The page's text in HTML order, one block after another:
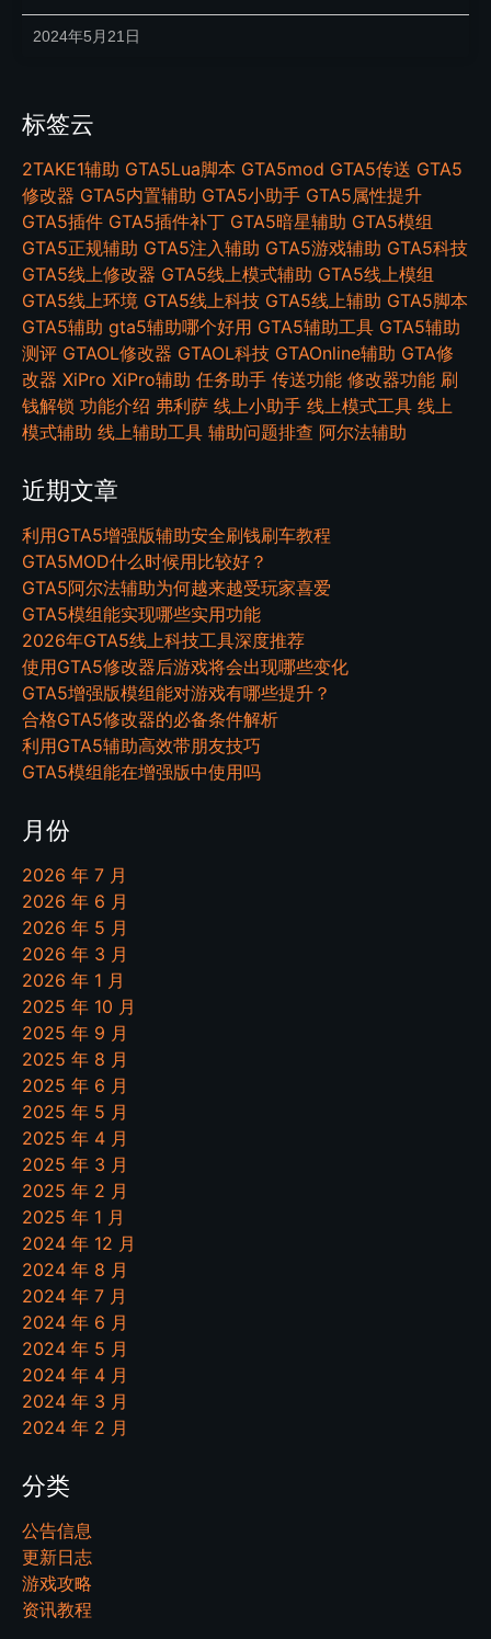
2024年5月21日
标签云
2TAKE1辅助 GTA5Lua脚本 GTA5mod GTA5传送 GTA5
修改器 GTA5内置辅助 GTA5小助手 GTA5属性提升
GTA5插件 GTA5插件补丁 GTA5暗星辅助 GTA5模组
GTA5正规辅助 GTA5注入辅助 GTA5游戏辅助 GTA5科技
GTA5线上修改器 GTA5线上模式辅助 GTA5线上模组
GTA5线上环境 GTA5线上科技 GTA5线上辅助 GTA5脚本
GTA5辅助 gta5辅助哪个好用 GTA5辅助工具 GTA5辅助
测评 GTAOL修改器 GTAOL科技 GTAOnline辅助 GTA修
改器 XiPro XiPro辅助 任务助手 传送功能 修改器功能 刷
钱解锁 功能介绍 弗利萨 线上小助手 线上模式工具 线上
模式辅助 线上辅助工具 辅助问题排查 阿尔法辅助
近期文章
利用GTA5增强版辅助安全刷钱刷车教程
GTA5MOD什么时候用比较好？
GTA5阿尔法辅助为何越来越受玩家喜爱
GTA5模组能实现哪些实用功能
2026年GTA5线上科技工具深度推荐
使用GTA5修改器后游戏将会出现哪些变化
GTA5增强版模组能对游戏有哪些提升？
合格GTA5修改器的必备条件解析
利用GTA5辅助高效带朋友技巧
GTA5模组能在增强版中使用吗
月份
2026 年 7 月
2026 年 6 月
2026 年 5 月
2026 年 3 月
2026 年 1 月
2025 年 10 月
2025 年 9 月
2025 年 8 月
2025 年 6 月
2025 年 5 月
2025 年 4 月
2025 年 3 月
2025 年 2 月
2025 年 1 月
2024 年 12 月
2024 年 8 月
2024 年 7 月
2024 年 6 月
2024 年 5 月
2024 年 4 月
2024 年 3 月
2024 年 2 月
分类
公告信息
更新日志
游戏攻略
资讯教程